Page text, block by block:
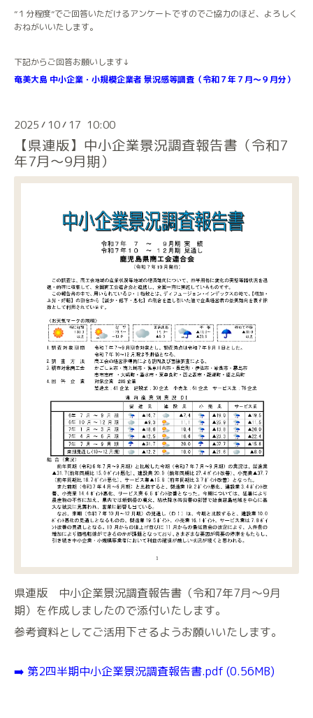
”１分程度”でご回答いただけるアンケートですのでご協力のほど、よろしく
おねがいいたします。
下記からご回答お願いします↓
奄美大島 中小企業・小規模企業者 景況感等調査（令和７年７月～９月分）
2025 / 10/ 17 10:00
【県連版】中小企業景況調査報告書（令和7
年7月～9月期）
県連版 中小企業景況調査報告書（令和7年7月～9月
期）を作成しましたので添付いたします。
参考資料としてご活用下さるようお願いいたします。
➡️ 第2四半期中小企業景況調査報告書.pdf (0.56MB)